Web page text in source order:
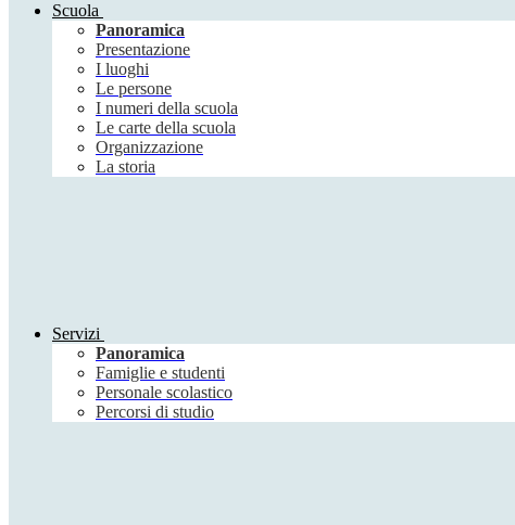
Scuola
Panoramica
Presentazione
I luoghi
Le persone
I numeri della scuola
Le carte della scuola
Organizzazione
La storia
Servizi
Panoramica
Famiglie e studenti
Personale scolastico
Percorsi di studio